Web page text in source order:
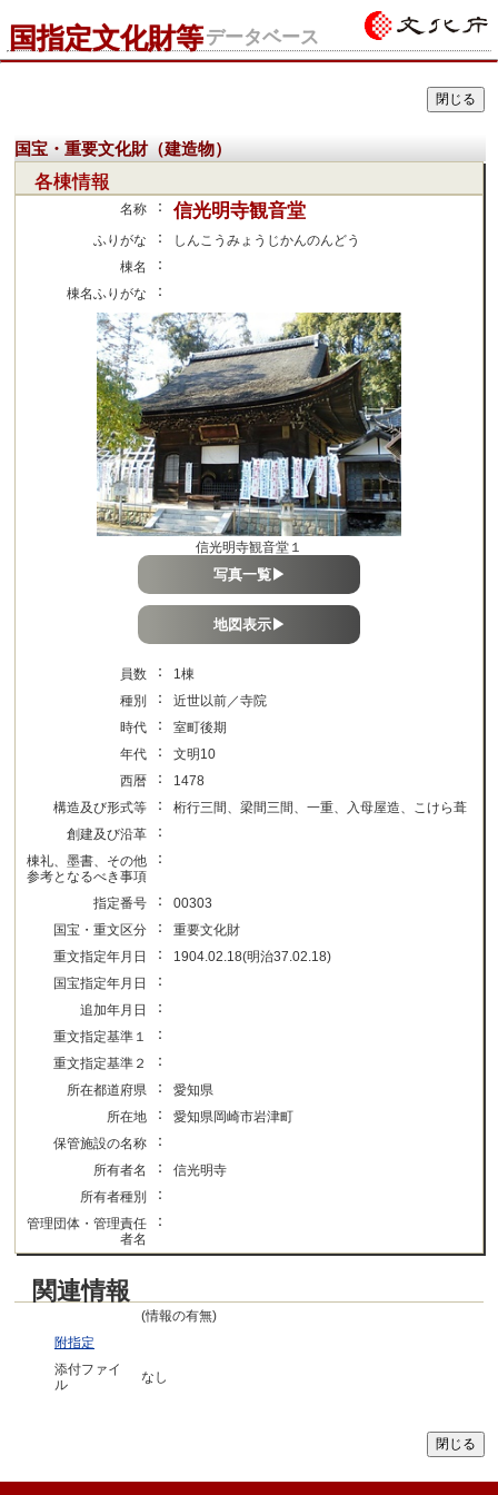
国指定文化財等データベース
国宝・重要文化財（建造物）
各棟情報
名称 ： 信光明寺観音堂
ふりがな ：
しんこうみょうじかんのんどう
棟名
：
棟名ふりがな ：
信光明寺観音堂１
写真一覧▶
地図表示▶
員数 ：
1棟
種別
：
近世以前／寺院
時代
：
室町後期
年代
：
文明10
西暦
：
1478
構造及び形式等
：
桁行三間、梁間三間、一重、入母屋造、こけら葺
創建及び沿革
：
棟礼、墨書、その他
参考となるべき事項
：
指定番号 ：
00303
国宝・重文区分
：
重要文化財
重文指定年月日
：
1904.02.18(明治37.02.18)
国宝指定年月日
：
追加年月日 ：
重文指定基準１ ：
重文指定基準２ ：
所在都道府県 ：
愛知県
所在地
：
愛知県岡崎市岩津町
保管施設の名称
：
所有者名 ：
信光明寺
所有者種別
：
管理団体・管理責任
者名
：
関連情報
(情報の有無)
附指定
添付ファイ
ル
なし